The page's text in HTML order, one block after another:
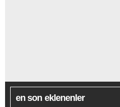
en son eklenenler